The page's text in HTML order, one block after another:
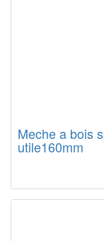
Meche a bois
utile160mm